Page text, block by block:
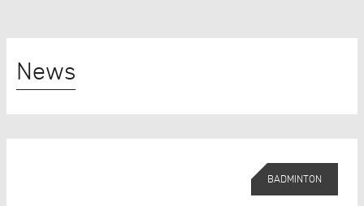
News
BADMINTON